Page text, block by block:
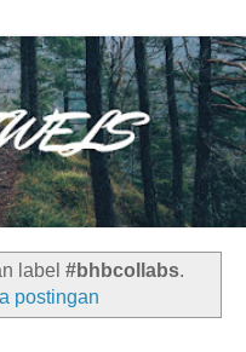
label #bhbcollabs.
postingan